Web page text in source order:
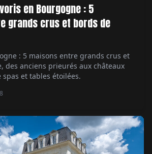
en Bourgogne : 5
grands crus et bords de
: 5 maisons entre grands crus et
des anciens prieurés aux châteaux
et tables étoilées.